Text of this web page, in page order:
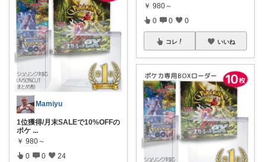
Mamiyu
1位獲得/月末SALEで10%OFFの
ポケ ...
￥ 980～
0 0 24
￥ 980～
0 0 0
コレ いいね